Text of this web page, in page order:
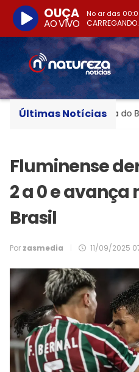
No ar das
OUÇA
AO VIVO
Últimas Notícias
paralímpica do Brasil
Fluminense
2 a 0 e avança
Brasil
Por zasmedia 11/09/2025